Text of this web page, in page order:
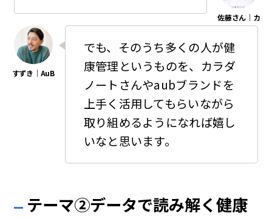
でも、そのうち多くの人が健
康管理というものを、カラダ
ノートさんやaubブランドを
上手く活用してもらいながら
取り組めるようになれば嬉し
いなと思います。
テーマ②データで読み解く健康